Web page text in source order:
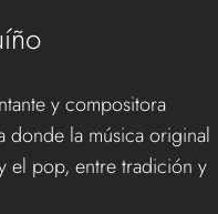
y compositora
donde la música original
el pop, entre tradición y